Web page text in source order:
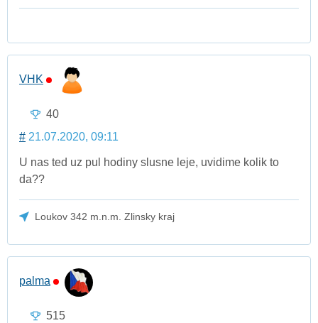
VHK
40
# 21.07.2020, 09:11
U nas ted uz pul hodiny slusne leje, uvidime kolik to
da??
Loukov 342 m.n.m. Zlinsky kraj
palma
515